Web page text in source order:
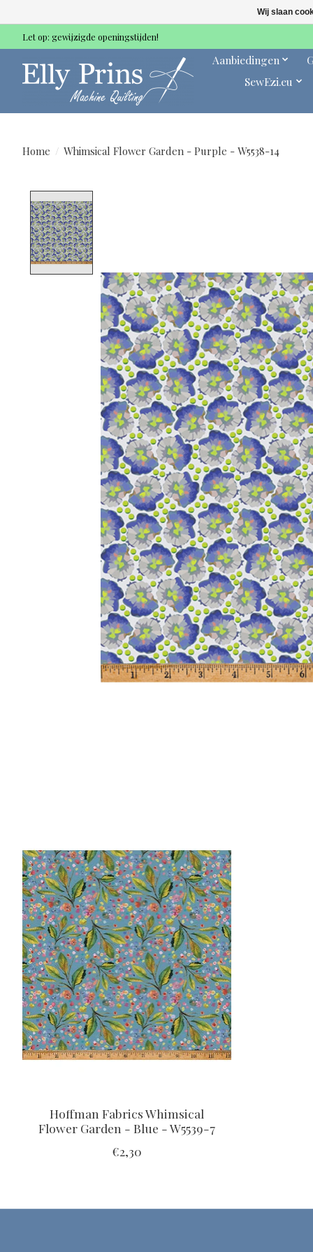
Let op: gewijzigde openingstijden!
Aanbiedingen
SewEzi.eu
Home / Whimsical Flower Garden - Purple - W5538-14
Hoffman Fabrics Whimsical
Flower Garden - Blue - W5539-7
€2,30
Wij slaan